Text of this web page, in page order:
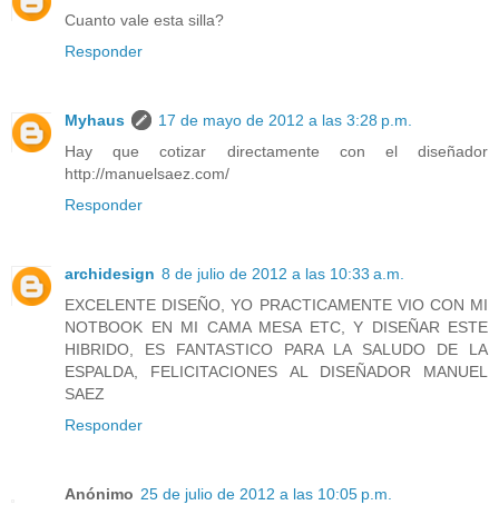
Cuanto vale esta silla?
Responder
Myhaus
17 de mayo de 2012 a las 3:28 p.m.
Hay que cotizar directamente con el diseñador
http://manuelsaez.com/
Responder
archidesign 8 de julio de 2012 a las 10:33 a.m.
EXCELENTE DISEÑO, YO PRACTICAMENTE VIO CON MI
NOTBOOK EN MI CAMA MESA ETC, Y DISEÑAR ESTE
HIBRIDO, ES FANTASTICO PARA LA SALUDO DE LA
ESPALDA, FELICITACIONES AL DISEÑADOR MANUEL
SAEZ
Responder
Anónimo 25 de julio de 2012 a las 10:05 p.m.